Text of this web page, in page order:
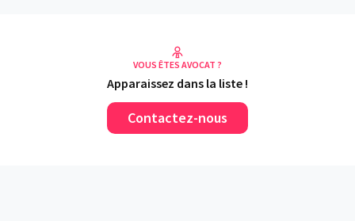
VOUS ÊTES AVOCAT ?
Apparaissez dans la liste !
Contactez-nous